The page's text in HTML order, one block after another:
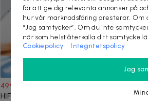
499 kr
HIFU 9D behandling:
för att ge dig relevanta annonser på
hur vår marknadsföring presterar.
“Jag samtycker”. Om du inte
när som helst återkalla ditt samtycke
Cookiepolicy
Integritetspolicy
Jag